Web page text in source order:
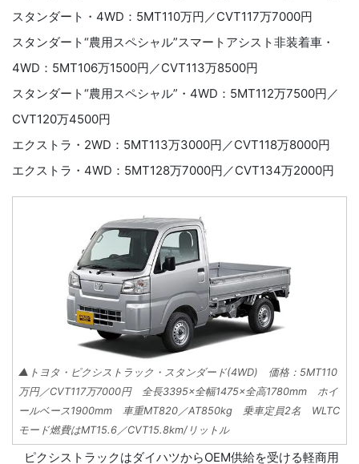
スタンダート・4WD：5MT110万円／CVT117万7000円
スタンダート“農用スペシャル”スマートアシスト非装着車・
4WD：5MT106万1500円／CVT113万8500円
スタンダート“農用スペシャル”・4WD：5MT112万7500円／
CVT120万4500円
エクストラ・2WD：5MT113万3000円／CVT118万8000円
エクストラ・4WD：5MT128万7000円／CVT134万2000円
▲トヨタ・ピクシストラック・スタンダード(4WD) 価格：5MT110
万円／CVT117万7000円 全長3395×全幅1475×全高1780mm ホイ
ールベース1900mm 車重MT820／AT850kg 乗車定員2名 WLTC
モード燃費はMT15.6／CVT15.8km/リットル
ピクシストラックはダイハツからOEM供給を受ける軽商用